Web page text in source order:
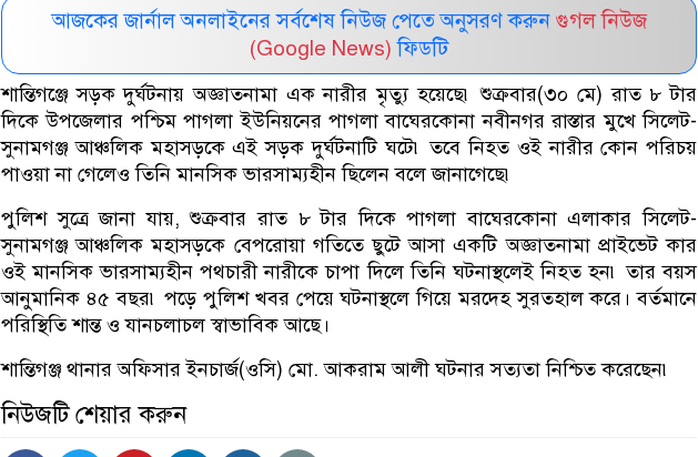
আজকের জার্নাল অনলাইনের সর্বশেষ নিউজ পেতে অনুসরণ করুন গুগল নিউজ
(Google News) ফিডটি
শান্তিগঞ্জে সড়ক দুর্ঘটনায় অজ্ঞাতনামা এক নারীর মৃত্যু হয়েছে৷ শুক্রবার(৩০ মে) রাত ৮ টার
দিকে উপজেলার পশ্চিম পাগলা ইউনিয়নের পাগলা বাঘেরকোনা নবীনগর রাস্তার মুখে সিলেট-
সুনামগঞ্জ আঞ্চলিক মহাসড়কে এই সড়ক দুর্ঘটনাটি ঘটে৷ তবে নিহত ওই নারীর কোন পরিচয়
পাওয়া না গেলেও তিনি মানসিক ভারসাম্যহীন ছিলেন বলে জানাগেছে৷
পুলিশ সুত্রে জানা যায়, শুক্রবার রাত ৮ টার দিকে পাগলা বাঘেরকোনা এলাকার সিলেট-
সুনামগঞ্জ আঞ্চলিক মহাসড়কে বেপরোয়া গতিতে ছুটে আসা একটি অজ্ঞাতনামা প্রাইভেট কার
ওই মানসিক ভারসাম্যহীন পথচারী নারীকে চাপা দিলে তিনি ঘটনাস্থলেই নিহত হন৷ তার বয়স
আনুমানিক ৪৫ বছর৷ পড়ে পুলিশ খবর পেয়ে ঘটনাস্থলে গিয়ে মরদেহ সুরতহাল করে। বর্তমানে
পরিস্থিতি শান্ত ও যানচলাচল স্বাভাবিক আছে।
শান্তিগঞ্জ থানার অফিসার ইনচার্জ(ওসি) মো. আকরাম আলী ঘটনার সত্যতা নিশ্চিত করেছেন৷
নিউজটি শেয়ার করুন